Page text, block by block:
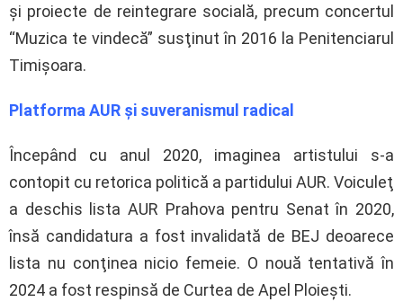
şi proiecte de reintegrare socială, precum concertul
“Muzica te vindecă” susţinut în 2016 la Penitenciarul
Timişoara.
Platforma AUR şi suveranismul radical
Începând cu anul 2020, imaginea artistului s-a
contopit cu retorica politică a partidului AUR. Voiculeţ
a deschis lista AUR Prahova pentru Senat în 2020,
însă candidatura a fost invalidată de BEJ deoarece
lista nu conţinea nicio femeie. O nouă tentativă în
2024 a fost respinsă de Curtea de Apel Ploieşti.